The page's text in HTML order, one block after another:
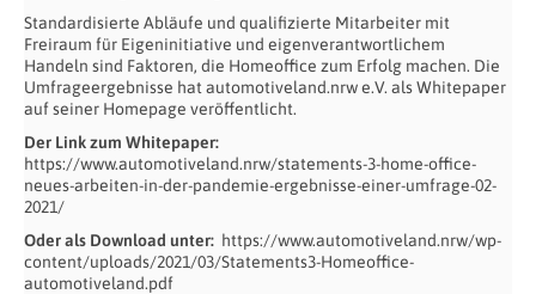
Standardisierte Abläufe und qualifizierte Mitarbeiter mit
Freiraum für Eigeninitiative und eigenverantwortlichem
Handeln sind Faktoren, die Homeoffice zum Erfolg machen. Die
Umfrageergebnisse hat automotiveland.nrw e.V. als Whitepaper
auf seiner Homepage veröffentlicht.
Der Link zum Whitepaper:
https://www.automotiveland.nrw/statements-3-home-office-
neues-arbeiten-in-der-pandemie-ergebnisse-einer-umfrage-02-
2021/
Oder als Download unter: https://www.automotiveland.nrw/wp-
content/uploads/2021/03/Statements3-Homeoffice-
automotiveland.pdf